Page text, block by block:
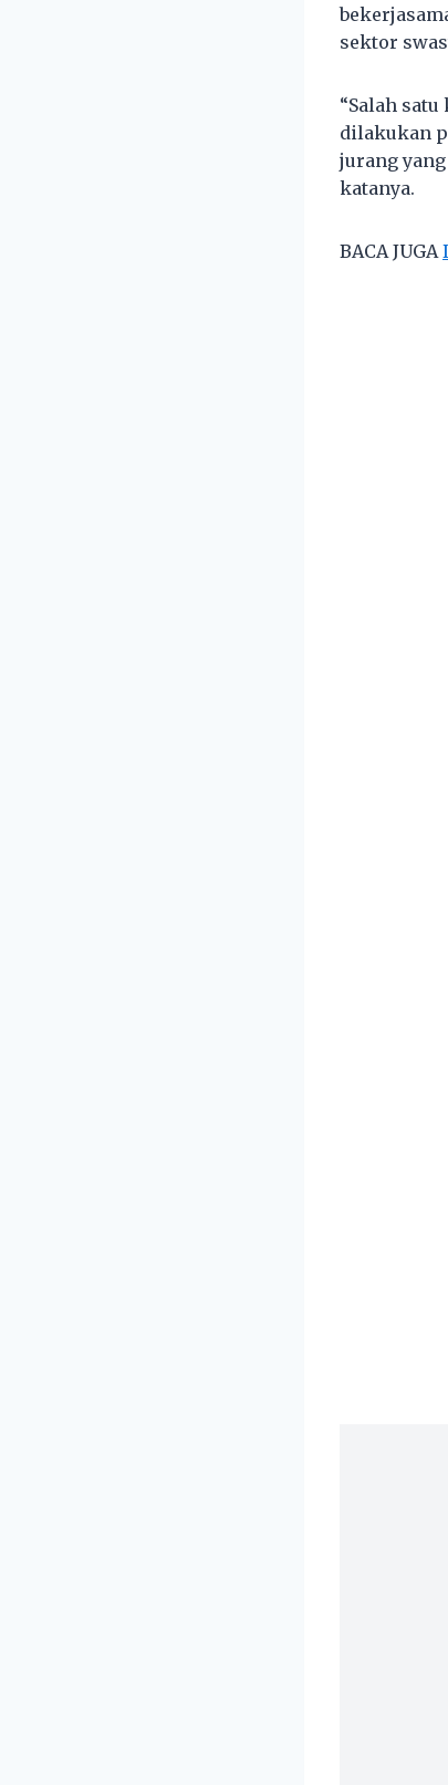
sektor
“Salah
dilakukan
jurang
katanya.
BACA JUGA